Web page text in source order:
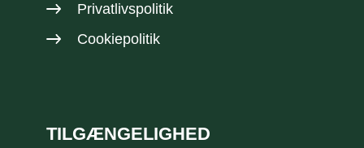
Privatlivspolitik
Cookiepolitik
TILGÆNGELIGHED